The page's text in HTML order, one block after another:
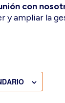
con
ampliar la